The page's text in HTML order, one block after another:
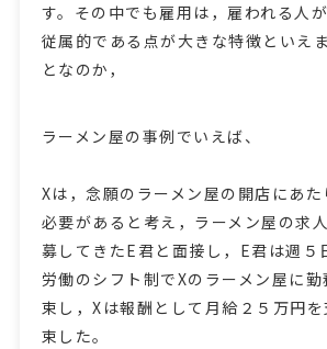
す。その中でも雇用は，雇われる人
従属的である点が大きな特徴といえ
となのか，
ラーメン屋の事例でいえば、
Xは，念願のラーメン屋の開店にあた
必要があると考え，ラーメン屋の求
募してきたE君と面接し，E君は週５
労働のシフト制でXのラーメン屋に
束し，Xは報酬として月給２５万円
束した。